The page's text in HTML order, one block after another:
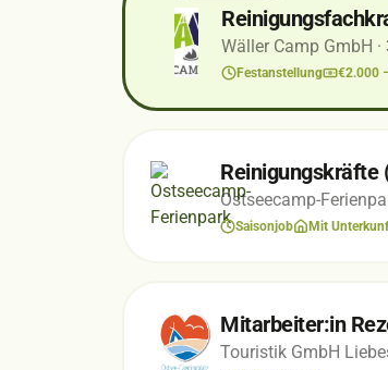
Wäller Camp GmbH
Festanstellung €2.000
Reinigungskräfte
Ostseecamp-
Saisonjob Mit
Mitarbeiter:in
Touristik GmbH